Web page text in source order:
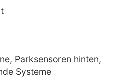
Parksensoren hinten,
Systeme